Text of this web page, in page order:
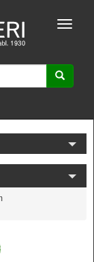
Toggle